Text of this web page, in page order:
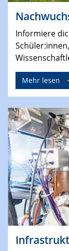
Informiere
Mehr lesen